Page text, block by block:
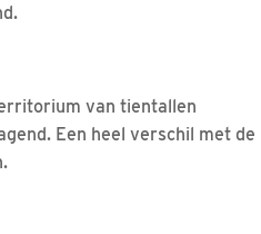
van tientallen
Een heel verschil met de